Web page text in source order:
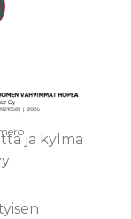
ja kylmä